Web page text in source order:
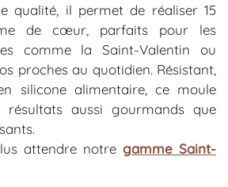
qualité, il permet de réaliser 15
de cœur, parfaits pour les
comme la Saint-Valentin ou
proches au quotidien. Résistant,
silicone alimentaire, ce moule
aussi gourmands que
attendre notre gamme Saint-